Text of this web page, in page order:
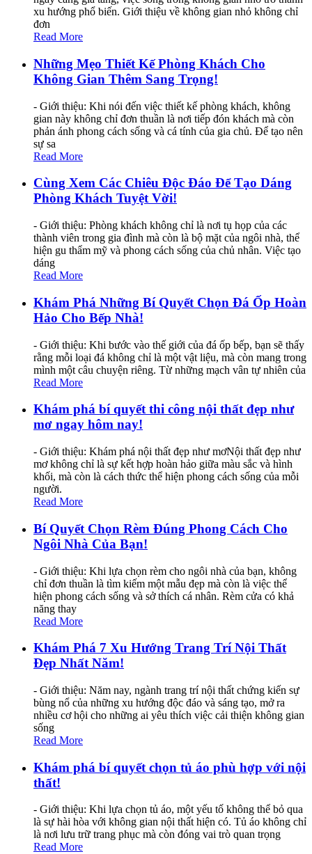
xu hướng phổ biến. Giới thiệu về không gian nhỏ không chỉ
đơn
Read More
Những Mẹo Thiết Kế Phòng Khách Cho
Không Gian Thêm Sang Trọng!
- Giới thiệu: Khi nói đến việc thiết kế phòng khách, không
gian này không chỉ đơn thuần là nơi tiếp đón khách mà còn
phản ánh phong cách sống và cá tính của gia chủ. Để tạo nên
sự sa
Read More
Cùng Xem Các Chiêu Độc Đáo Để Tạo Dáng
Phòng Khách Tuyệt Vời!
- Giới thiệu: Phòng khách không chỉ là nơi tụ họp của các
thành viên trong gia đình mà còn là bộ mặt của ngôi nhà, thể
hiện gu thẩm mỹ và phong cách sống của chủ nhân. Việc tạo
dáng
Read More
Khám Phá Những Bí Quyết Chọn Đá Ốp Hoàn
Hảo Cho Bếp Nhà!
- Giới thiệu: Khi bước vào thế giới của đá ốp bếp, bạn sẽ thấy
rằng mỗi loại đá không chỉ là một vật liệu, mà còn mang trong
mình một câu chuyện riêng. Từ những mạch vân tự nhiên của
Read More
Khám phá bí quyết thi công nội thất đẹp như
mơ ngay hôm nay!
- Giới thiệu: Khám phá nội thất đẹp như mơNội thất đẹp như
mơ không chỉ là sự kết hợp hoàn hảo giữa màu sắc và hình
khối, mà còn là cách thức thể hiện phong cách sống của mỗi
người.
Read More
Bí Quyết Chọn Rèm Đúng Phong Cách Cho
Ngôi Nhà Của Bạn!
- Giới thiệu: Khi lựa chọn rèm cho ngôi nhà của bạn, không
chỉ đơn thuần là tìm kiếm một mẫu đẹp mà còn là việc thể
hiện phong cách sống và sở thích cá nhân. Rèm cửa có khả
năng thay
Read More
Khám Phá 7 Xu Hướng Trang Trí Nội Thất
Đẹp Nhất Năm!
- Giới thiệu: Năm nay, ngành trang trí nội thất chứng kiến sự
bùng nổ của những xu hướng độc đáo và sáng tạo, mở ra
nhiều cơ hội cho những ai yêu thích việc cải thiện không gian
sống
Read More
Khám phá bí quyết chọn tủ áo phù hợp với nội
thất!
- Giới thiệu: Khi lựa chọn tủ áo, một yếu tố không thể bỏ qua
là sự hài hòa với không gian nội thất hiện có. Tủ áo không chỉ
là nơi lưu trữ trang phục mà còn đóng vai trò quan trọng
Read More